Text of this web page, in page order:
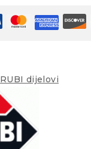
RUBI dijelovi